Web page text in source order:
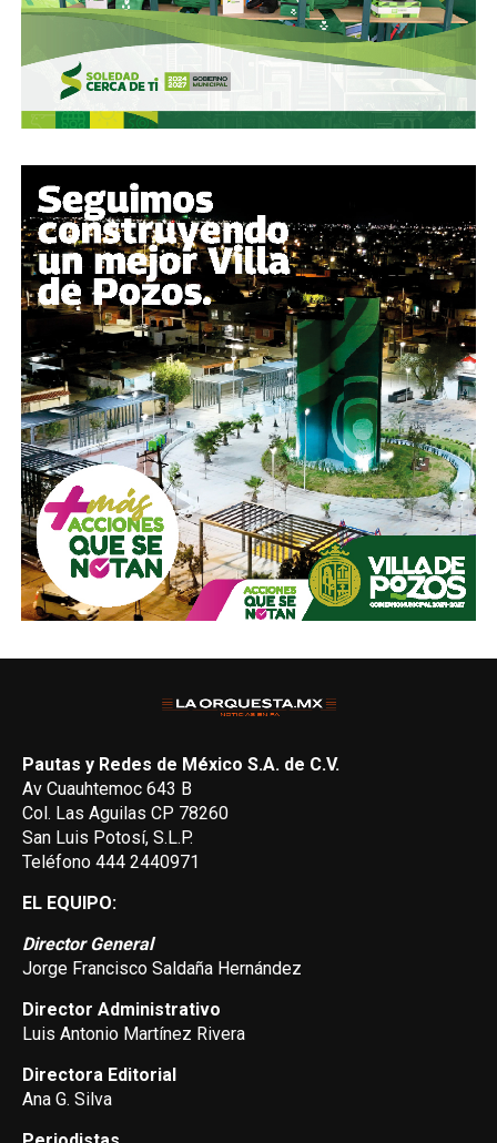
Pautas y Redes de México S.A. de C.V.
Av Cuauhtemoc 643 B
Col. Las Aguilas CP 78260
San Luis Potosí, S.L.P.
Teléfono 444 2440971
EL EQUIPO:
Director General
Jorge Francisco Saldaña Hernández
Director Administrativo
Luis Antonio Martínez Rivera
Directora Editorial
Ana G. Silva